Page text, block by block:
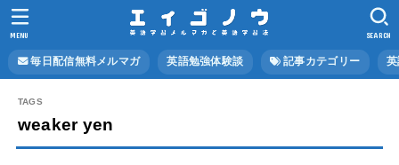
毎日配信無料メルマガ 英語勉強体験談 記事カテゴリー
SEARCH
MENU
weaker yen